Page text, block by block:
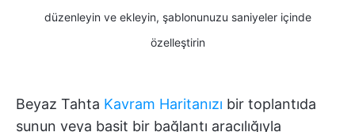
düzenleyin ve ekleyin, şablonunuzu saniyeler içinde
özelleştirin
Beyaz Tahta Kavram Haritanızı bir toplantıda
sunun veya basit bir bağlantı aracılığıyla